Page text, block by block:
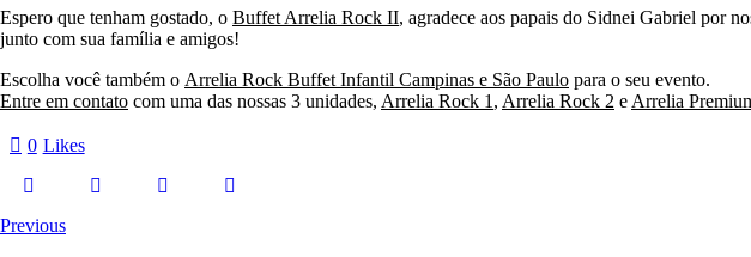
Espero que tenham gostado, o Buffet Arrelia Rock II, agradece aos papais do Sidnei Gabriel por
junto com sua família e amigos!
Escolha você também o Arrelia Rock Buffet Infantil Campinas e São Paulo para o seu evento.
Entre em contato com uma das nossas 3 unidades, Arrelia Rock 1 , Arrelia Rock 2 e Arrelia
0 Likes
Navegação
Previous